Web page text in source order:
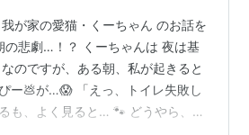
が家の愛猫・くーちゃん のお話を
の悲劇…！？ くーちゃんは 夜は基
のですが、ある朝、私が起きると
ー💩が…😱 「えっ、トイレ失敗し
も、よく見ると… 🐾 どうやら、う